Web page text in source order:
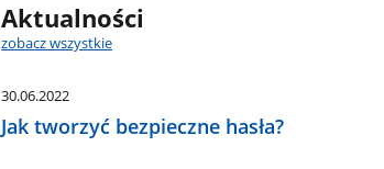
Aktualności
zobacz wszystkie
30.06.2022
Jak tworzyć bezpieczne hasła?